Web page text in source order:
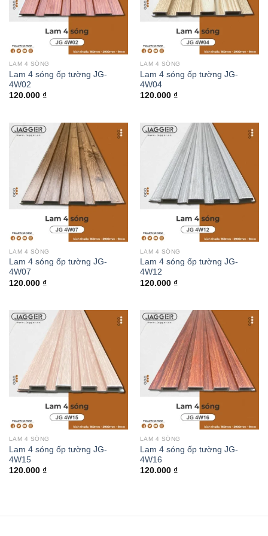
LAM 4 SÓNG
Lam 4 sóng ốp tường JG-
4W02
120.000 ₫
LAM 4 SÓNG
Lam 4 sóng ốp tường JG-
4W04
120.000 ₫
LAM 4 SÓNG
Lam 4 sóng ốp tường JG-
4W07
120.000 ₫
LAM 4 SÓNG
Lam 4 sóng ốp tường JG-
4W12
120.000 ₫
LAM 4 SÓNG
Lam 4 sóng ốp tường JG-
4W15
120.000 ₫
LAM 4 SÓNG
Lam 4 sóng ốp tường JG-
4W16
120.000 ₫